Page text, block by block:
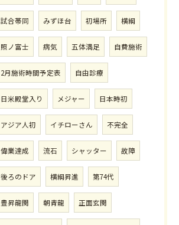
試合帯同 みずほ台 初場所 横綱
照ノ富士 病気 五体満足 自費施術
2月施術時間予定表 自由診療
日米殿堂入り メジャー 日本時初
アジア人初 イチローさん 不完全
偉業達成 流石 シャッター 故障
後ろのドア 横綱昇進 第74代
豊昇龍関 朝青龍 正面玄関